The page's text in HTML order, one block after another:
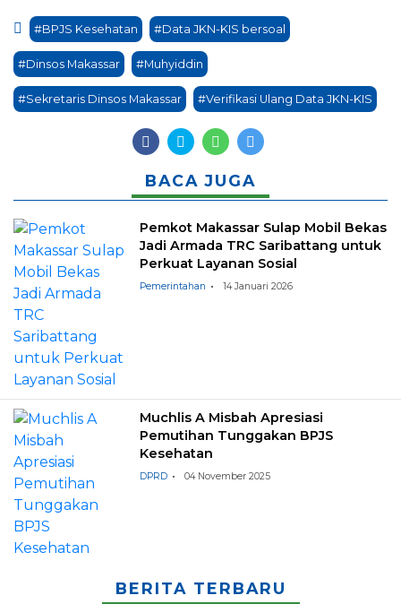
#BPJS Kesehatan #Data JKN-KIS bersoal
#Dinsos Makassar #Muhyiddin
#Sekretaris Dinsos Makassar #Verifikasi Ulang Data JKN-KIS
BACA JUGA
Pemkot Makassar Sulap Mobil Bekas
Jadi Armada TRC Saribattang untuk
Perkuat Layanan Sosial
Pemerintahan 14 Januari 2026
Muchlis A Misbah Apresiasi
Pemutihan Tunggakan BPJS
Kesehatan
DPRD 04 November 2025
BERITA TERBARU